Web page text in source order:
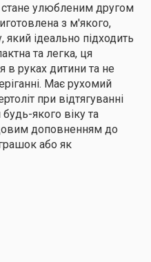
улюбленим другом
з м'якого,
ідеально підходить
та легка, ця
в руках дитини та не
Має рухомий
при відтягуванні
якого віку та
доповненням до
або як